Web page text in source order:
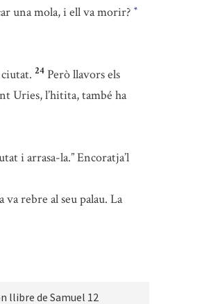
una mola, i ell va morir? *
24 Però llavors els
Uries, l’hitita, també ha
i arrasa-la.” Encoratja’l
va rebre al seu palau. La
llibre de Samuel 12